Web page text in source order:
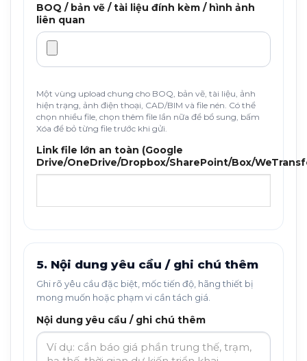
BOQ / bản vẽ / tài liệu đính kèm / hình ảnh
liên quan
Một vùng upload chung cho BOQ, bản vẽ, tài liệu, ảnh
hiện trạng, ảnh điện thoại, CAD/BIM và file nén. Có thể
chọn nhiều file, chọn thêm file lần nữa để bổ sung, bấm
Xóa để bỏ từng file trước khi gửi.
Link file lớn an toàn (Google
Drive/OneDrive/Dropbox/SharePoint/Box/
5. Nội dung yêu cầu / ghi chú thêm
Ghi rõ yêu cầu đặc biệt, mốc tiến độ, hãng thiết bị
mong muốn hoặc phạm vi cần tách giá.
Nội dung yêu cầu / ghi chú thêm